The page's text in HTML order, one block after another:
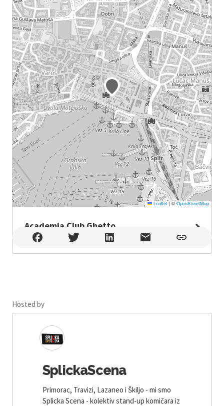
Leaflet |©OpenStreetMap
Academia Club Ghetto
Academia Club Ghetto , Split
Hosted by
SplickaScena
Primorac, Travizi, Lazaneo i Škiljo - mi smo
Splicka Scena - kolektiv stand-up komičara iz